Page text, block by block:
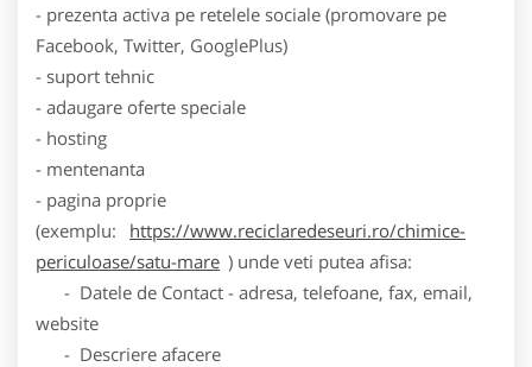
- prezenta activa pe retelele sociale (promovare pe
Facebook, Twitter, GooglePlus)
- suport tehnic
- adaugare oferte speciale
- hosting
- mentenanta
- pagina proprie
(exemplu:
https://www.reciclaredeseuri.ro/chimice-
periculoase/satu-mare ) unde veti putea afisa:
- Datele de Contact - adresa, telefoane, fax, email,
website
- Descriere afacere